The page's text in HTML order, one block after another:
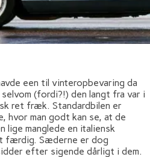
een til vinteropbevaring da
(fordi?!) den langt fra var i
ret fræk. Standardbilen er
hvor man godt kan se, at de
lige manglede en italiensk
færdig. Sæderne er dog
efter sigende dårligt i dem.